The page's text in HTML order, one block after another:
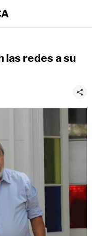
las redes a su